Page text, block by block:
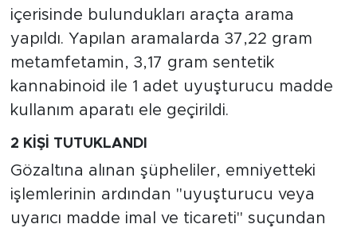
içerisinde bulundukları araçta arama
yapıldı. Yapılan aramalarda 37,22 gram
metamfetamin, 3,17 gram sentetik
kannabinoid ile 1 adet uyuşturucu madde
kullanım aparatı ele geçirildi.
2 KİŞİ TUTUKLANDI
Gözaltına alınan şüpheliler, emniyetteki
işlemlerinin ardından "uyuşturucu veya
uyarıcı madde imal ve ticareti" suçundan